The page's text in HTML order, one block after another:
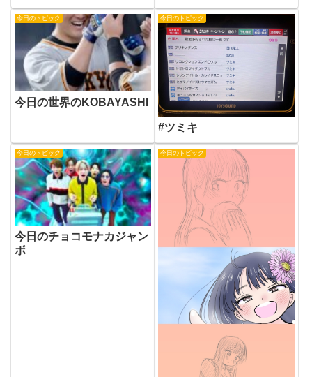
今日のトピック
今日の世界のKOBAYASHI
今日のトピック
#ツミキ
今日のトピック
今日のチョコモナカジャン
ボ
今日のトピック